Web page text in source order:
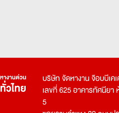
บริษัท จัดหางาน จ๊อบบีเ
เลขที่ 625 อาคารทัศนียา
5